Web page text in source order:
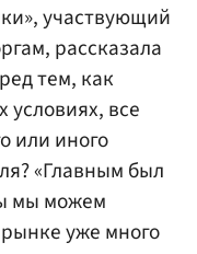
участвующий
рассказала
тем, как
все
или иного
«Главным был
мы можем
уже много